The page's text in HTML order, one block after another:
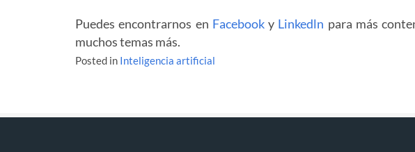
Puedes encontrarnos en Facebooky Linkedln para más
muchos temas más.
Posted in Inteligencia artificial